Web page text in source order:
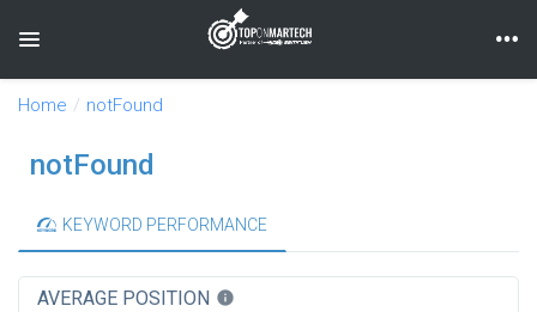
Toggle navigation
Home notFound
notFound
KEYWORD PERFORMANCE
AVERAGE POSITION info